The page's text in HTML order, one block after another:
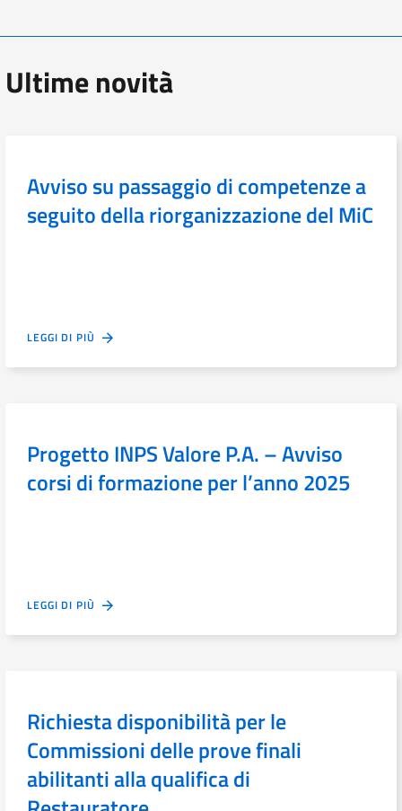
Ultime novità
Avviso su passaggio di competenze a
seguito della riorganizzazione del MiC
LEGGI DI PIÙ
Progetto INPS Valore P.A. – Avviso
corsi di formazione per l’anno 2025
LEGGI DI PIÙ
Richiesta disponibilità per le
Commissioni delle prove finali
abilitanti alla qualifica di